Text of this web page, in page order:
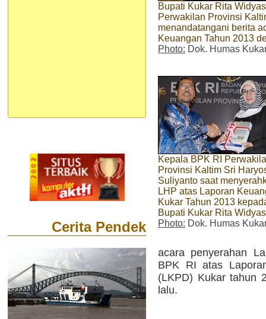
Cerita Pendek
Bupati Kukar Rita
Perwakilan Provinsi
menandatangani berita
Keuangan Tahun 2013
Photo: Dok. Humas
Kepala BPK RI
Provinsi Kaltim Sri
Suliyanto saat
LHP atas Laporan
Kukar Tahun 2013
Bupati Kukar Rita
Photo: Dok. Humas
acara penyerahan
BPK RI atas
(LKPD) Kukar tahun
lalu.